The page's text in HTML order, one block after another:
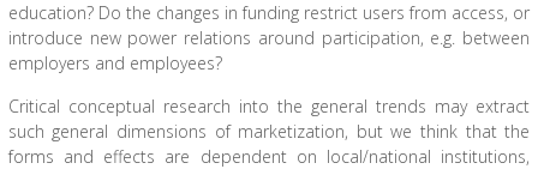
education? Do the changes in funding restrict users from access, or
introduce new power relations around participation, e.g. between
employers and employees?
Critical conceptual research into the general trends may extract
such general dimensions of marketization, but we think that the
forms and effects are dependent on local/national institutions,